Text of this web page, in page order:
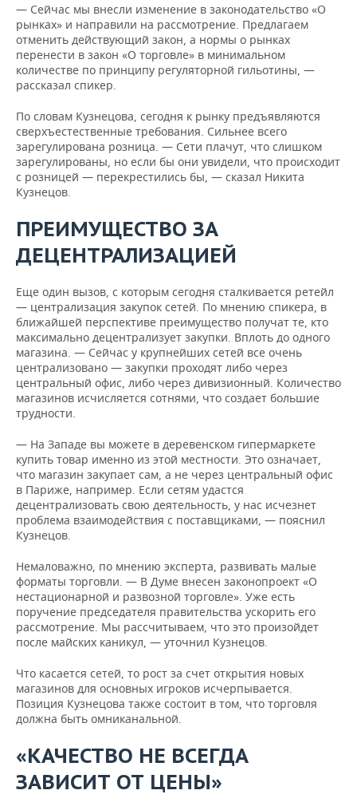
— Сейчас мы внесли изменение в законодательство «О
рынках» и направили на рассмотрение. Предлагаем
отменить действующий закон, а нормы о рынках
перенести в закон «О торговле» в минимальном
количестве по принципу регуляторной гильотины, —
рассказал спикер.
По словам Кузнецова, сегодня к рынку предъявляются
сверхъестественные требования. Сильнее всего
зарегулирована розница. — Сети плачут, что слишком
зарегулированы, но если бы они увидели, что происходит
с розницей — перекрестились бы, — сказал Никита
Кузнецов.
ПРЕИМУЩЕСТВО ЗА
ДЕЦЕНТРАЛИЗАЦИЕЙ
Еще один вызов, с которым сегодня сталкивается ретейл
— централизация закупок сетей. По мнению спикера, в
ближайшей перспективе преимущество получат те, кто
максимально децентрализует закупки. Вплоть до одного
магазина. — Сейчас у крупнейших сетей все очень
централизовано — закупки проходят либо через
центральный офис, либо через дивизионный. Количество
магазинов исчисляется сотнями, что создает большие
трудности.
— На Западе вы можете в деревенском гипермаркете
купить товар именно из этой местности. Это означает,
что магазин закупает сам, а не через центральный офис
в Париже, например. Если сетям удастся
децентрализовать свою деятельность, у нас исчезнет
проблема взаимодействия с поставщиками, — пояснил
Кузнецов.
Немаловажно, по мнению эксперта, развивать малые
форматы торговли. — В Думе внесен законопроект «О
нестационарной и развозной торговле». Уже есть
поручение председателя правительства ускорить его
рассмотрение. Мы рассчитываем, что это произойдет
после майских каникул, — уточнил Кузнецов.
Что касается сетей, то рост за счет открытия новых
магазинов для основных игроков исчерпывается.
Позиция Кузнецова также состоит в том, что торговля
должна быть омниканальной.
«КАЧЕСТВО НЕ ВСЕГДА
ЗАВИСИТ ОТ ЦЕНЫ»